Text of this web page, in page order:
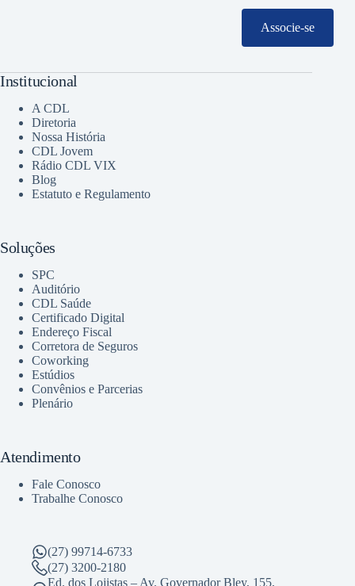
Associe-se
Institucional
A CDL
Diretoria
Nossa História
CDL Jovem
Rádio CDL VIX
Blog
Estatuto e Regulamento
Soluções
SPC
Auditório
CDL Saúde
Certificado Digital
Endereço Fiscal
Corretora de Seguros
Coworking
Estúdios
Convênios e Parcerias
Plenário
Atendimento
Fale Conosco
Trabalhe Conosco
(27) 99714-6733
(27) 3200-2180
Ed. dos Lojistas – Av. Governador Bley, 155,